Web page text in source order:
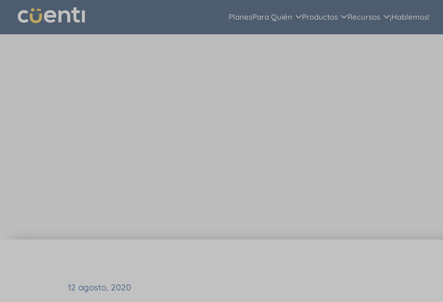
PlanesPara Quién Productos Recursos ¡Hablemos!
12 agosto, 2020